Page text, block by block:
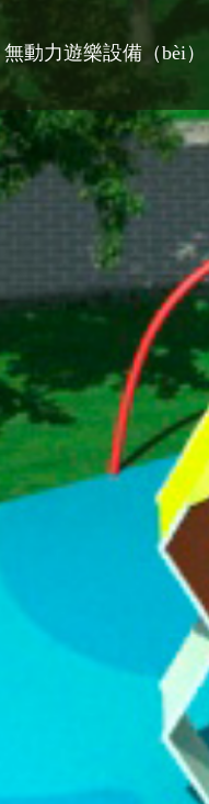
無動力遊樂設備（bèi）